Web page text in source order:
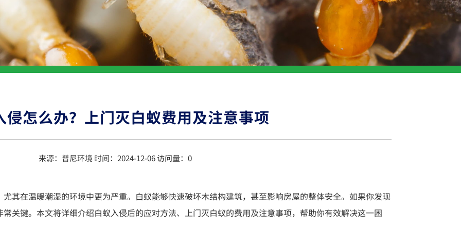
侵怎么办？上门灭白蚁费用及注意事项
来源：普尼环境 时间：2024-12-06 访问量： 0
其在温暖潮湿的环境中更为严重。白蚁能够快速破坏木结构建筑，甚至影响房屋的整体安全。如果你发现
关键。本文将详细介绍白蚁入侵后的应对方法、上门灭白蚁的费用及注意事项，帮助你有效解决这一困